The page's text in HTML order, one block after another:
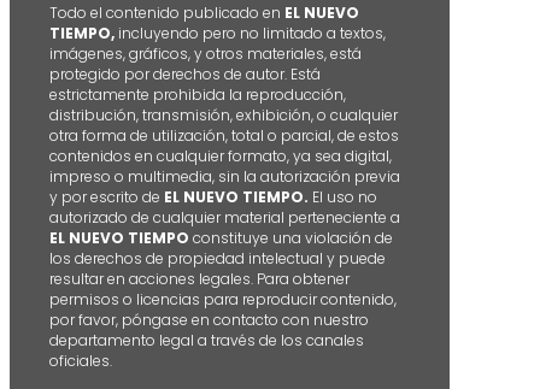
Todo el contenido publicado en EL NUEVO
TIEMPO, incluyendo pero no limitado a textos,
imágenes, gráficos, y otros materiales, está
protegido por derechos de autor. Está
estrictamente prohibida la reproducción,
distribución, transmisión, exhibición, o cualquier
otra forma de utilización, total o parcial, de estos
contenidos en cualquier formato, ya sea digital,
impreso o multimedia, sin la autorización previa
y por escrito de EL NUEVO TIEMPO. El uso no
autorizado de cualquier material perteneciente a
EL NUEVO TIEMPO constituye una violación de
los derechos de propiedad intelectual y puede
resultar en acciones legales. Para obtener
permisos o licencias para reproducir contenido,
por favor, póngase en contacto con nuestro
departamento legal a través de los canales
oficiales.